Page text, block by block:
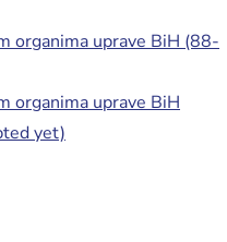
organima uprave BiH (88-
organima uprave BiH
yet)